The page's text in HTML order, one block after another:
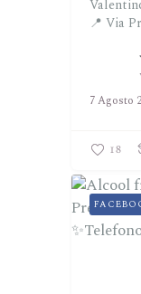
📍 Via
7 Agosto
18